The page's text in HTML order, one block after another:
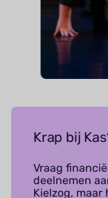
Krap bij
Vraag
deelnemen
Kielzog, maar